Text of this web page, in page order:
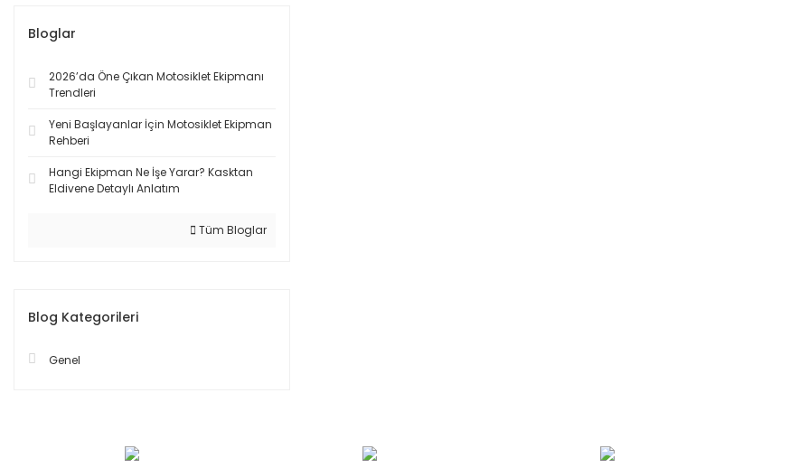
Bloglar
2026’da Öne Çıkan Motosiklet Ekipmanı
Trendleri
Yeni Başlayanlar İçin Motosiklet Ekipman
Rehberi
Hangi Ekipman Ne İşe Yarar? Kasktan
Eldivene Detaylı Anlatım
Tüm Bloglar
Blog Kategorileri
Genel